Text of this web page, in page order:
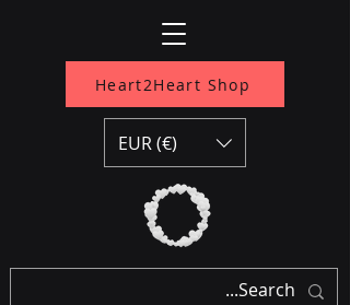
Heart2Heart Shop
EUR (€)